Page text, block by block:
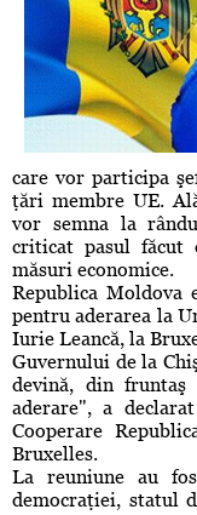
care vor participa
ţări membre UE.
vor semna la
criticat pasul făcut
măsuri economice.
Republica Moldova
pentru aderarea la
Iurie Leancă, la
Guvernului de la
devină, din
aderare", a
Cooperare
Bruxelles.
La reuniune au
democraţiei, statul